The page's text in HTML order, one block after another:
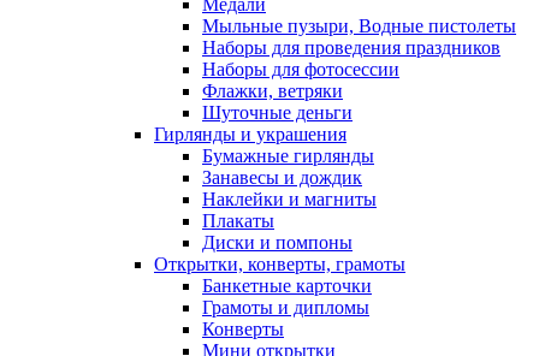
Медали
Мыльные пузыри, Водные пистолеты
Наборы для проведения праздников
Наборы для фотосессии
Флажки, ветряки
Шуточные деньги
Гирлянды и украшения
Бумажные гирлянды
Занавесы и дождик
Наклейки и магниты
Плакаты
Диски и помпоны
Открытки, конверты, грамоты
Банкетные карточки
Грамоты и дипломы
Конверты
Мини открытки